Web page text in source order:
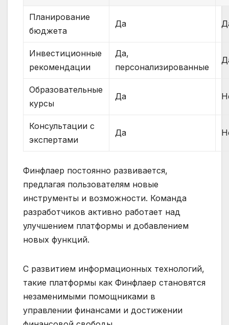
Планирование
бюджета
Да
Инвестиционные
рекомендации
Да,
персонализированные
Образовательные
курсы
Да
Консультации с
экспертами
Да
Финфлаер постоянно развивается,
предлагая пользователям новые
инструменты и возможности. Команда
разработчиков активно работает над
улучшением платформы и добавлением
новых функций.
С развитием информационных технологий,
такие платформы как Финфлаер становятся
незаменимыми помощниками в
управлении финансами и достижении